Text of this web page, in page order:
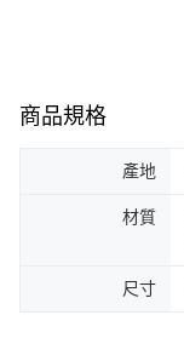
商品規格
產地
材質
尺寸